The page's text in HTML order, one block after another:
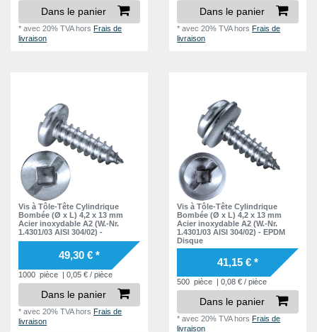
12,2 mm 4
13,2 mm 2
15,2 mm
15,8 mm
16,2 mm 1
20,3 mm
20,7 mm 1
20,8 mm 1
21,2 mm
22,2 mm 1
Dans le panier
*avec 20% TVAhorsFrais de
livraison
Dans le panier
*avec 20% TVAhorsFrais de
livraison
Vis à Tôle-Tête Cylindrique
Bombée (Ø x L) 4,2 x 13 mm
Acier inoxydable A2 (W.-Nr.
1.4301/03 AISI 304/02) -
49,30 € *
1000 pièce | 0,05 € / pièce
Dans le panier
*avec 20% TVAhorsFrais de
livraison
Vis à Tôle-Tête Cylindrique
Bombée (Ø x L) 4,2 x 13 mm
Acier inoxydable A2 (W.-Nr.
1.4301/03 AISI 304/02) - EPDM
Disque
41,15 € *
500 pièce | 0,08 € / pièce
Dans le panier
*avec 20% TVAhorsFrais de
livraison